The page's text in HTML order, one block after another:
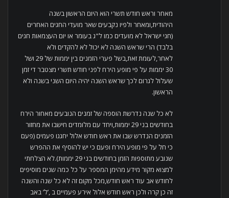
מאחר וראש חודש תשרי הוא היום הראשון בשנה
היהודית,ומאחר ולפיו נקבעים שאר מועדי החגים האחרים
(חגי ישראל לא מועדים כמו ל"ג בעומר או יום העצמאות חגים
בלבד) הרי שראש השנה לא יכול לא להקדים ולא
לאחר,לעומת זאת,בשל פערי הזמנים בין יממות של 29 ושל
30 יממות על פי מופע הירח לפני חודש תשרי מצטבר די זמן
שעלול לגרום לכך שראש השנה יהיה היום השני בשנה ולא
הראשון.
לא כל שנה נדרשת הוספה של זמנים הנובעים מאחור הירח
בחודשים בני 29 יממות,ויחד עם מלומדים חישבו את מחזור
הזמנים הנדרש שבו את ראש חודש אלול יחגגו פעמים (פעם
כי חל על פי מופע הירח ופעם כי יש להוסיף את ההפרש
שנובע מתוספות הזמן בחודשים בני 29 יממות).לא הצלחתי
למצוא מקור מידע מהימן המספר על כל כמה שנים מוסיפים
לחודש אב עוד ראש חודש,מכל מקום זה לא כל שנה והשנה
זה כן קרה ולכן ראש חודש אלול אירע פעמיים ב ,’ל’ באב